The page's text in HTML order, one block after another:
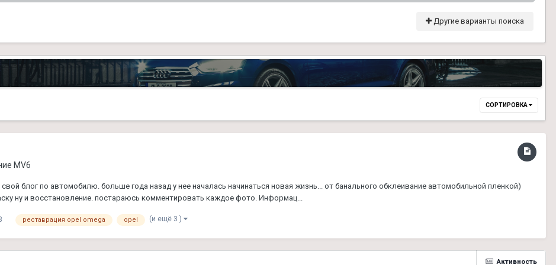
Другие варианты поиска
СОРТИРОВКА
MV6
блог по автомобилю. больше года назад у нее началась начинаться новая жизнь... от банального обклеивание автомобильной пленкой)
ну и восстановление. постараюсь комментировать каждое фото. Информац...
реставрация opel omega opel (и ещё 3 )
Активность